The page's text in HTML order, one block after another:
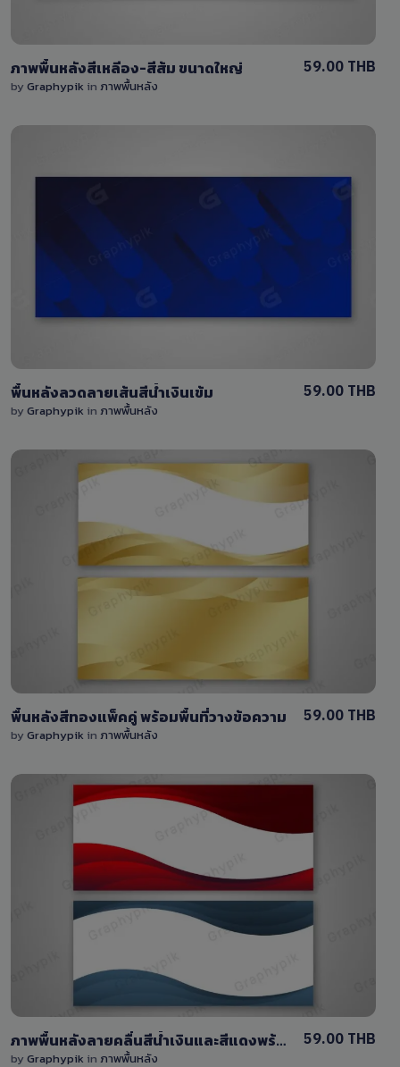
ภาพพื้นหลังสีเหลีอง-สีส้ม ขนาดใหญ่
by Graphypik in ภาพพื้นหลัง
59.00 THB
0 Sale
พื้นหลังลวดลายเส้นสีน้ำเงินเข้ม
by Graphypik in ภาพพื้นหลัง
59.00 THB
View Details
พื้นหลังสีทองแพ็คคู่ พร้อมพื้นที่วางข้อความ
by Graphypik in ภาพพื้นหลัง
59.00 THB
View Details
0 Sale
ภาพพื้นหลังลายคลื่นสีน้ำเงินและสีแดงพร้อมพื้นที่วางข้อความ
by Graphypik in ภาพพื้นหลัง
59.00 THB